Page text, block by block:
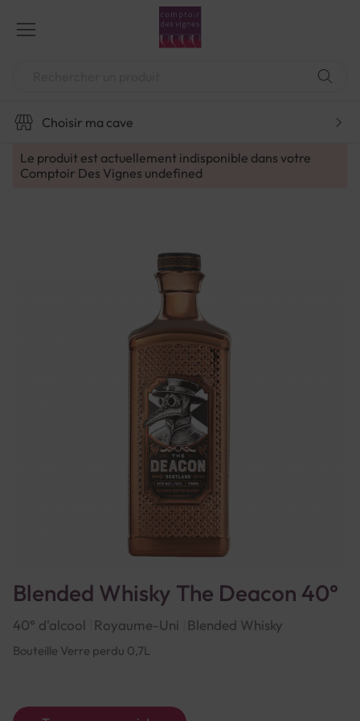
contenu
Choisir ma cave
Le produit est actuellement indisponible dans votre
Comptoir Des Vignes undefined
Blended Whisky The Deacon 40°
40° d'alcool Royaume-Uni Blended Whisky
Bouteille Verre perdu 0,7L